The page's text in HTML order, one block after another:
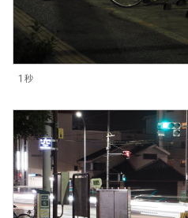
1秒